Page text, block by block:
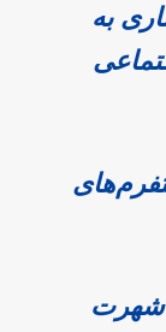
به
شهرت